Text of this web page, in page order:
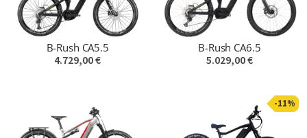
B-Rush CA5.5
4.729,00 €
B-Rush CA6.5
5.029,00 €
-11%